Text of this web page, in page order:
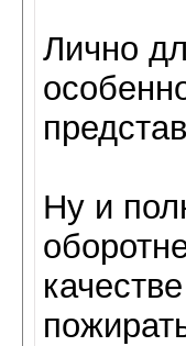
Лично
Ну и